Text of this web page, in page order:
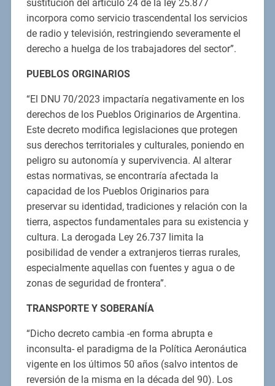
sustitución del artículo 24 de la ley 25.877
incorpora como servicio trascendental los servicios
de radio y televisión, restringiendo severamente el
derecho a huelga de los trabajadores del sector”.
PUEBLOS ORGINARIOS
“El DNU 70/2023 impactaría negativamente en los
derechos de los Pueblos Originarios de Argentina.
Este decreto modifica legislaciones que protegen
sus derechos territoriales y culturales, poniendo en
peligro su autonomía y supervivencia. Al alterar
estas normativas, se encontraría afectada la
capacidad de los Pueblos Originarios para
preservar su identidad, tradiciones y relación con la
tierra, aspectos fundamentales para su existencia y
cultura. La derogada Ley 26.737 limita la
posibilidad de vender a extranjeros tierras rurales,
especialmente aquellas con fuentes y agua o de
zonas de seguridad de frontera”.
TRANSPORTE Y SOBERANÍA
“Dicho decreto cambia -en forma abrupta e
inconsulta- el paradigma de la Política Aeronáutica
vigente en los últimos 50 años (salvo intentos de
reversión de la misma en la década del 90). Los